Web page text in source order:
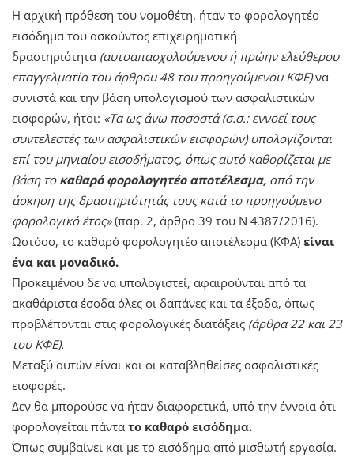
Η αρχική πρόθεση του νομοθέτη, ήταν το φορολογητέο
εισόδημα του ασκούντος επιχειρηματική
δραστηριότητα (αυτοαπασχολούμενου ή πρώην ελεύθερου
επαγγελματία του άρθρου 48 του προηγούμενου ΚΦΕ)να
συνιστά και την βάση υπολογισμού των ασφαλιστικών
εισφορών, ήτοι: «Τα ως άνω ποσοστά (σ.σ.: εννοεί τους
συντελεστές των ασφαλιστικών εισφορών) υπολογίζονται
επί του μηνιαίου εισοδήματος, όπως αυτό καθορίζεται με
βάση το καθαρό φορολογητέο αποτέλεσμα, από την
άσκηση της δραστηριότητάς τους κατά το προηγούμενο
φορολογικό έτος»(παρ. 2, άρθρο 39 του Ν 4387/2016).
Ωστόσο, το καθαρό φορολογητέο αποτέλεσμα (ΚΦΑ) είναι
ένα και μοναδικό.
Προκειμένου δε να υπολογιστεί, αφαιρούνται από τα
ακαθάριστα έσοδα όλες οι δαπάνες και τα έξοδα, όπως
προβλέπονται στις φορολογικές διατάξεις (άρθρα 22 και 23
του ΚΦΕ).
Μεταξύ αυτών είναι και οι καταβληθείσες ασφαλιστικές
εισφορές.
Δεν θα μπορούσε να ήταν διαφορετικά, υπό την έννοια ότι
φορολογείται πάντα το καθαρό εισόδημα.
Όπως συμβαίνει και με το εισόδημα από μισθωτή εργασία.